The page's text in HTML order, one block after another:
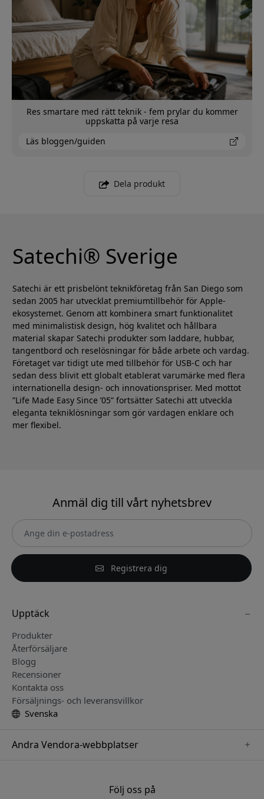
Res smartare med rätt teknik - fem prylar du kommer
uppskatta på varje resa
Läs bloggen/guiden
Dela produkt
Satechi® Sverige
Satechi är ett prisbelönt teknikföretag från San Diego som
sedan 2005 har utvecklat premiumtillbehör för Apple-
ekosystemet. Genom att kombinera smart funktionalitet
med minimalistisk design, hög kvalitet och hållbara
material skapar Satechi produkter som laddare, hubbar,
tangentbord och reselösningar för både arbete och vardag.
Företaget var tidigt ute med tillbehör för USB-C och har
sedan dess blivit ett globalt etablerat varumärke med flera
internationella design- och innovationspriser. Med mottot
”Life Made Easy Since ’05” fortsätter Satechi att utveckla
eleganta tekniklösningar som gör vardagen enklare och
mer flexibel.
Anmäl dig till vårt nyhetsbrev
Registrera dig
Upptäck
Produkter
Återförsäljare
Blogg
Recensioner
Kontakta oss
Försäljnings- och leveransvillkor
Svenska
Andra Vendora-webbplatser
Följ oss på